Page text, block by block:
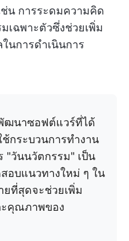
ช่น การระดมความคิด
เฉพาะตัวซึ่งช่วยเพิ่ม
นการดำเนินการ
ฒนาซอฟต์แวร์ที่ได้
กระบวนการทำงาน
"วันนวัตกรรม" เป็น
อบแนวทางใหม่ ๆ ใน
ยที่สุดจะช่วยเพิ่ม
ะคุณภาพของ